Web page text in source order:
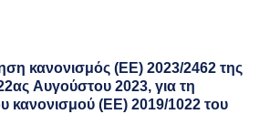
κανονισμός (ΕΕ) 2023/2462 της
Αυγούστου 2023, για τη
(ΕΕ) 2019/1022 του